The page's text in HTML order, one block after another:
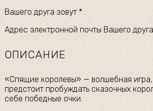
Вашего друга зовут * :
Адрес электронной почты Вашего
ОПИСАНИЕ
«Спящие королевы» — волшебная игра,
предстоит пробуждать сказочных
себе победные очки.